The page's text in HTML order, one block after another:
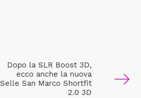
Dopo la SLR Boost 3D,
ecco anche la nuova
Selle San Marco Shortfit
2.0 3D